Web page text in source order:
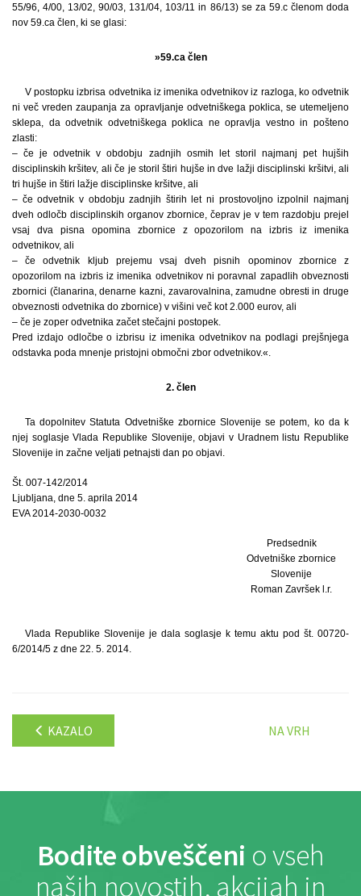
55/96, 4/00, 13/02, 90/03, 131/04, 103/11 in 86/13) se za 59.c členom doda
nov 59.ca člen, ki se glasi:
»59.ca člen
V postopku izbrisa odvetnika iz imenika odvetnikov iz razloga, ko odvetnik
ni več vreden zaupanja za opravljanje odvetniškega poklica, se utemeljeno
sklepa, da odvetnik odvetniškega poklica ne opravlja vestno in pošteno
zlasti:
– če je odvetnik v obdobju zadnjih osmih let storil najmanj pet hujših
disciplinskih kršitev, ali če je storil štiri hujše in dve lažji disciplinski kršitvi, ali
tri hujše in štiri lažje disciplinske kršitve, ali
– če odvetnik v obdobju zadnjih štirih let ni prostovoljno izpolnil najmanj
dveh odločb disciplinskih organov zbornice, čeprav je v tem razdobju prejel
vsaj dva pisna opomina zbornice z opozorilom na izbris iz imenika
odvetnikov, ali
– če odvetnik kljub prejemu vsaj dveh pisnih opominov zbornice z
opozorilom na izbris iz imenika odvetnikov ni poravnal zapadlih obveznosti
zbornici (članarina, denarne kazni, zavarovalnina, zamudne obresti in druge
obveznosti odvetnika do zbornice) v višini več kot 2.000 eurov, ali
– če je zoper odvetnika začet stečajni postopek.
Pred izdajo odločbe o izbrisu iz imenika odvetnikov na podlagi prejšnjega
odstavka poda mnenje pristojni območni zbor odvetnikov.«.
2. člen
Ta dopolnitev Statuta Odvetniške zbornice Slovenije se potem, ko da k
njej soglasje Vlada Republike Slovenije, objavi v Uradnem listu Republike
Slovenije in začne veljati petnajsti dan po objavi.
Št. 007-142/2014
Ljubljana, dne 5. aprila 2014
EVA 2014-2030-0032
Predsednik
Odvetniške zbornice
Slovenije
Roman Završek l.r.
Vlada Republike Slovenije je dala soglasje k temu aktu pod št. 00720-
6/2014/5 z dne 22. 5. 2014.
KAZALO NA VRH
Bodite obveščeni o vseh
naših novostih, akcijah in